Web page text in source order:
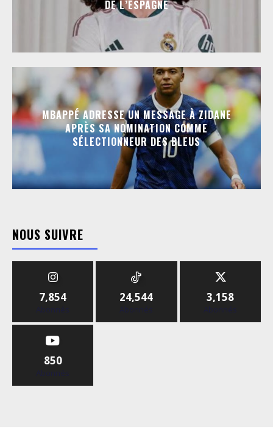
DE L’ESPAGNE
MBAPPÉ ADRESSE UN MESSAGE À ZIDANE
APRÈS SA NOMINATION COMME
SÉLECTIONNEUR DES BLEUS
NOUS SUIVRE
7,854
Abonnés
24,544
Abonnés
3,158
Abonnés
850
Abonnés